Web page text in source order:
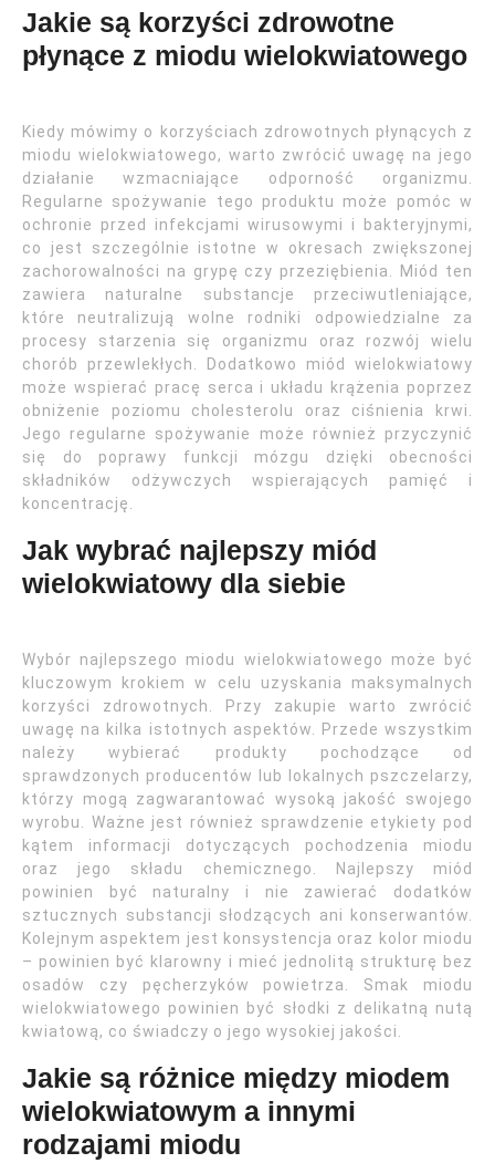
Jakie są korzyści zdrowotne
płynące z miodu wielokwiatowego
Kiedy mówimy o korzyściach zdrowotnych płynących z
miodu wielokwiatowego, warto zwrócić uwagę na jego
działanie wzmacniające odporność organizmu.
Regularne spożywanie tego produktu może pomóc w
ochronie przed infekcjami wirusowymi i bakteryjnymi,
co jest szczególnie istotne w okresach zwiększonej
zachorowalności na grypę czy przeziębienia. Miód ten
zawiera naturalne substancje przeciwutleniające,
które neutralizują wolne rodniki odpowiedzialne za
procesy starzenia się organizmu oraz rozwój wielu
chorób przewlekłych. Dodatkowo miód wielokwiatowy
może wspierać pracę serca i układu krążenia poprzez
obniżenie poziomu cholesterolu oraz ciśnienia krwi.
Jego regularne spożywanie może również przyczynić
się do poprawy funkcji mózgu dzięki obecności
składników odżywczych wspierających pamięć i
koncentrację.
Jak wybrać najlepszy miód
wielokwiatowy dla siebie
Wybór najlepszego miodu wielokwiatowego może być
kluczowym krokiem w celu uzyskania maksymalnych
korzyści zdrowotnych. Przy zakupie warto zwrócić
uwagę na kilka istotnych aspektów. Przede wszystkim
należy wybierać produkty pochodzące od
sprawdzonych producentów lub lokalnych pszczelarzy,
którzy mogą zagwarantować wysoką jakość swojego
wyrobu. Ważne jest również sprawdzenie etykiety pod
kątem informacji dotyczących pochodzenia miodu
oraz jego składu chemicznego. Najlepszy miód
powinien być naturalny i nie zawierać dodatków
sztucznych substancji słodzących ani konserwantów.
Kolejnym aspektem jest konsystencja oraz kolor miodu
– powinien być klarowny i mieć jednolitą strukturę bez
osadów czy pęcherzyków powietrza. Smak miodu
wielokwiatowego powinien być słodki z delikatną nutą
kwiatową, co świadczy o jego wysokiej jakości.
Jakie są różnice między miodem
wielokwiatowym a innymi
rodzajami miodu